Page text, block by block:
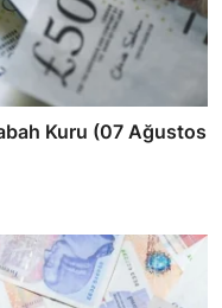
Kuru (07 Ağustos